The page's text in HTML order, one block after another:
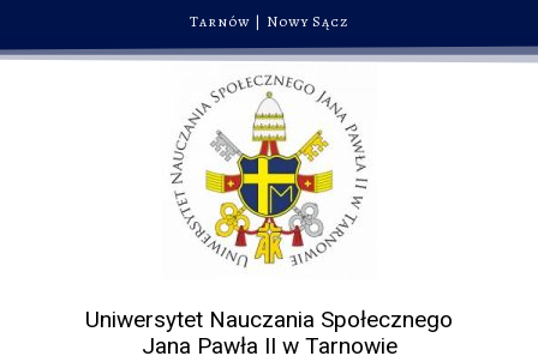
Tarnów | Nowy Sącz
Uniwersytet Nauczania Społecznego
Jana Pawła II w Tarnowie